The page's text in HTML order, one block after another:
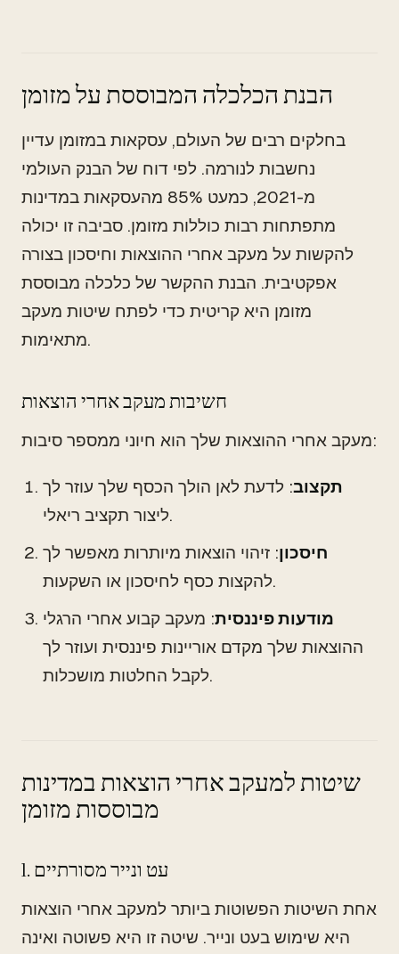
הבנת הכלכלה המבוססת על מזומן
בחלקים רבים של העולם, עסקאות במזומן עדיין
נחשבות לנורמה. לפי דוח של הבנק העולמי
מ-2021, כמעט 85% מהעסקאות במדינות
מתפתחות רבות כוללות מזומן. סביבה זו יכולה
להקשות על מעקב אחרי ההוצאות וחיסכון בצורה
אפקטיבית. הבנת ההקשר של כלכלה מבוססת
מזומן היא קריטית כדי לפתח שיטות מעקב
מתאימות.
חשיבות מעקב אחרי הוצאות
מעקב אחרי ההוצאות שלך הוא חיוני ממספר סיבות:
תקצוב: לדעת לאן הולך הכסף שלך עוזר לך
ליצור תקציב ריאלי.
חיסכון: זיהוי הוצאות מיותרות מאפשר לך
להקצות כסף לחיסכון או השקעות.
מודעות פיננסית: מעקב קבוע אחרי הרגלי
ההוצאות שלך מקדם אוריינות פיננסית ועוזר לך
לקבל החלטות מושכלות.
שיטות למעקב אחרי הוצאות במדינות
מבוססות מזומן
1. עט ונייר מסורתיים
אחת השיטות הפשוטות ביותר למעקב אחרי הוצאות
היא שימוש בעט ונייר. שיטה זו היא פשוטה ואינה